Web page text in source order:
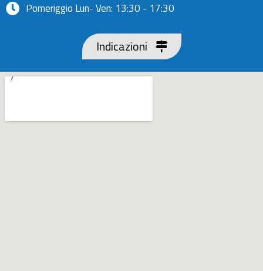
Pomeriggio Lun- Ven: 13:30 - 17:30
Indicazioni